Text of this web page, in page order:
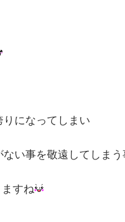
になってしまい
い事を敬遠してしま
すね